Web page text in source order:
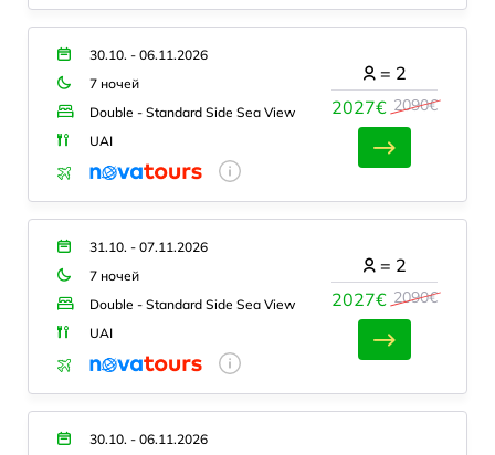
30.10. - 06.11.2026
7 ночей
Double - Standard Side Sea View
UAI
2027€ 2090€
= 2
31.10. - 07.11.2026
7 ночей
Double - Standard Side Sea View
UAI
2027€ 2090€
= 2
30.10. - 06.11.2026